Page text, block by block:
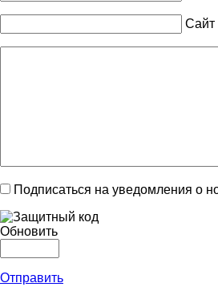
Сайт
Подписаться на уведомления о
Обновить
Отправить